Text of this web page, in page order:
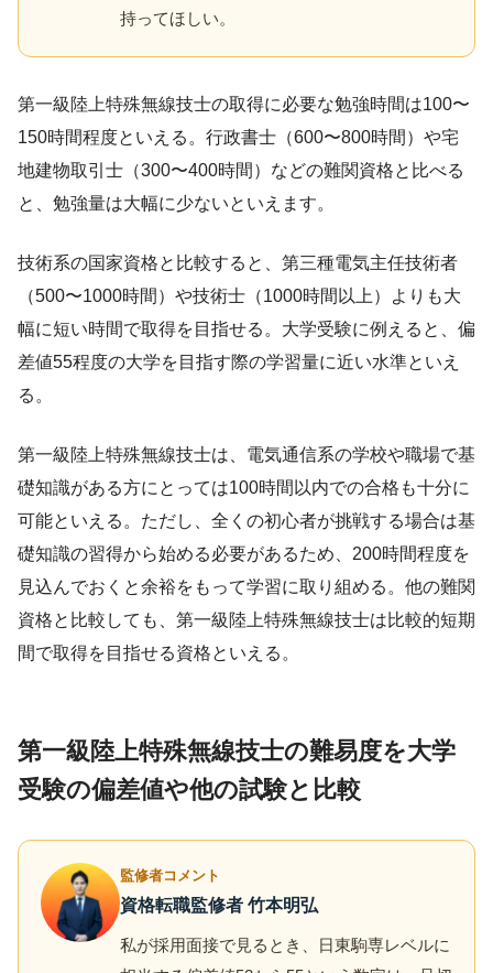
持ってほしい。
第一級陸上特殊無線技士の取得に必要な勉強時間は100〜
150時間程度といえる。行政書士（600〜800時間）や宅
地建物取引士（300〜400時間）などの難関資格と比べる
と、勉強量は大幅に少ないといえます。
技術系の国家資格と比較すると、第三種電気主任技術者
（500〜1000時間）や技術士（1000時間以上）よりも大
幅に短い時間で取得を目指せる。大学受験に例えると、偏
差値55程度の大学を目指す際の学習量に近い水準といえ
る。
第一級陸上特殊無線技士は、電気通信系の学校や職場で基
礎知識がある方にとっては100時間以内での合格も十分に
可能といえる。ただし、全くの初心者が挑戦する場合は基
礎知識の習得から始める必要があるため、200時間程度を
見込んでおくと余裕をもって学習に取り組める。他の難関
資格と比較しても、第一級陸上特殊無線技士は比較的短期
間で取得を目指せる資格といえる。
第一級陸上特殊無線技士の難易度を大学
受験の偏差値や他の試験と比較
監修者コメント
資格転職監修者 竹本明弘
私が採用面接で見るとき、日東駒専レベルに